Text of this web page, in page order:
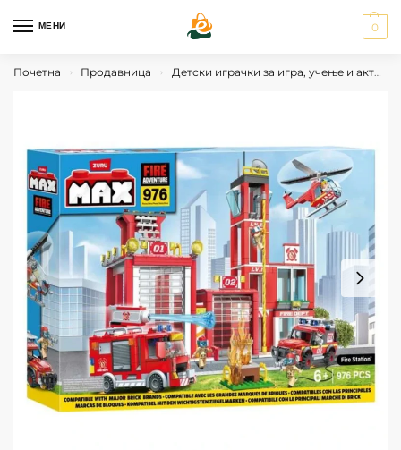
МЕНИ 0
Почетна › Продавница › Детски играчки за игра, учење и активности